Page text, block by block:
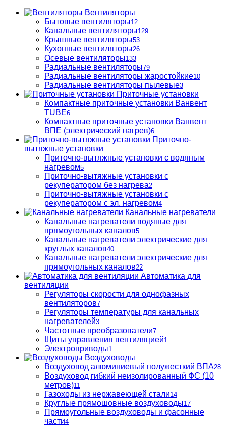
Вентиляторы
Бытовые вентиляторы12
Канальные вентиляторы129
Крышные вентиляторы53
Кухонные вентиляторы26
Осевые вентиляторы133
Радиальные вентиляторы79
Радиальные вентиляторы жаростойкие10
Радиальные вентиляторы пылевые3
Приточные установки
Компактные приточные установки Ванвент
TUBE6
Компактные приточные установки Ванвент
ВПЕ (электрический нагрев)6
Приточно-
вытяжные установки
Приточно-вытяжные установки с водяным
нагревом5
Приточно-вытяжные установки с
рекуператором без нагрева2
Приточно-вытяжные установки с
рекуператором с эл. нагревом4
Канальные нагреватели
Канальные нагреватели водяные для
прямоугольных каналов5
Канальные нагреватели электрические для
круглых каналов40
Канальные нагреватели электрические для
прямоугольных каналов22
Автоматика для
вентиляции
Регуляторы скорости для однофазных
вентиляторов7
Регуляторы температуры для канальных
нагревателей3
Частотные преобразователи7
Щиты управления вентиляцией1
Электроприводы1
Воздуховоды
Воздуховод алюминиевый полужесткий ВПА28
Воздуховод гибкий неизолированный ФС (10
метров)11
Газоходы из нержавеющей стали14
Круглые прямошовные воздуховоды17
Прямоугольные воздуховоды и фасонные
части4